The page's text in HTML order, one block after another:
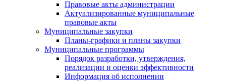
Правовые акты администрации
Актуализированные муниципальные
правовые акты
Муниципальные закупки
Планы-графики и планы закупки
Муниципальные программы
Порядок разработки, утверждения,
реализации и оценки эффективности
Информация об исполнении